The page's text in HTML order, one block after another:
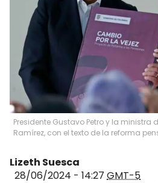
Presidente Gustavo Petro y la ministra
Ramírez, con el texto de la reforma
Lizeth Suesca
28/06/2024 - 14:27 GMT-5